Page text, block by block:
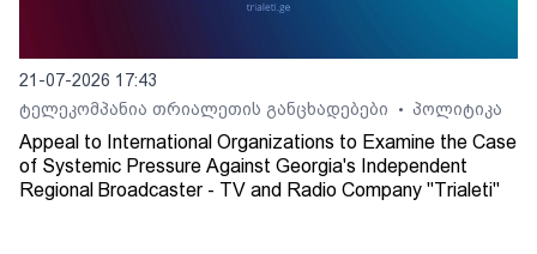
21-07-2026 17:43
ტელეკომპანია თრიალეთის განცხადებები
• პოლიტიკა
Appeal to International Organizations to Examine the Case
of Systemic Pressure Against Georgia's Independent
Regional Broadcaster - TV and Radio Company "Trialeti"